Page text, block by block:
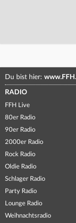
Du bist hier:
RADIO
FFH Live
80er Radio
90er Radio
2000er Radio
Rock Radio
Oldie Radio
Schlager Radio
Party Radio
Lounge Radio
Weihnachtsradio